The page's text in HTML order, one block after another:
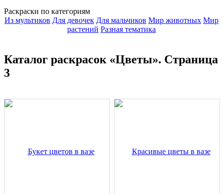
Раскраски по категориям
Из мультиков Для девочек Для мальчиков Мир животных Мир
растений Разная тематика
Каталог раскрасок «Цветы». Страница
3